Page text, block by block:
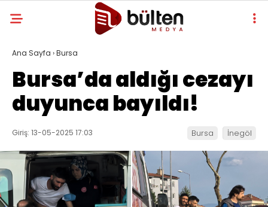
Ana Sayfa ›Bursa
Bursa’da aldığı cezayı
duyunca bayıldı!
Giriş: 13-05-2025 17:03 Bursa İnegöl